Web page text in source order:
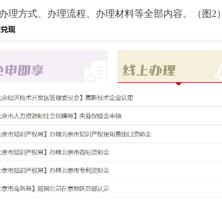
理方式、办理流程、办理材料等全部内容。（图2）